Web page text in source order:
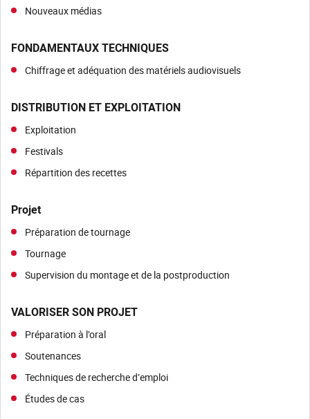
Nouveaux médias
FONDAMENTAUX TECHNIQUES
Chiffrage et adéquation des matériels audiovisuels
DISTRIBUTION ET EXPLOITATION
Exploitation
Festivals
Répartition des recettes
Projet
Préparation de tournage
Tournage
Supervision du montage et de la postproduction
VALORISER SON PROJET
Préparation à l’oral
Soutenances
Techniques de recherche d’emploi
Études de cas